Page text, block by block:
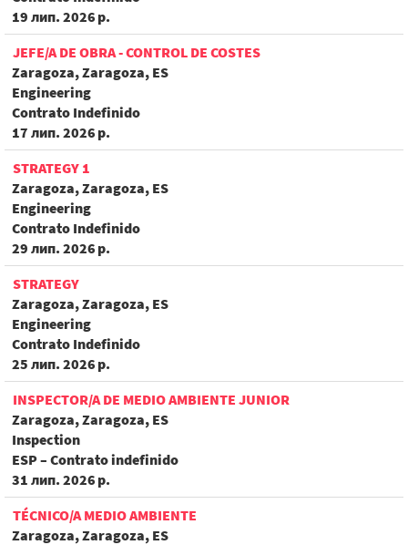
19 лип. 2026 р.
JEFE/A DE OBRA - CONTROL DE COSTES
Zaragoza, Zaragoza, ES
Engineering
Contrato Indefinido
17 лип. 2026 р.
STRATEGY 1
Zaragoza, Zaragoza, ES
Engineering
Contrato Indefinido
29 лип. 2026 р.
STRATEGY
Zaragoza, Zaragoza, ES
Engineering
Contrato Indefinido
25 лип. 2026 р.
INSPECTOR/A DE MEDIO AMBIENTE JUNIOR
Zaragoza, Zaragoza, ES
Inspection
ESP – Contrato indefinido
31 лип. 2026 р.
TÉCNICO/A MEDIO AMBIENTE
Zaragoza, Zaragoza, ES